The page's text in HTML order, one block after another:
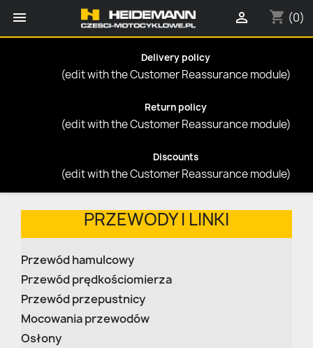
 shopping_cart (0)

Delivery policy
(edit with the Customer Reassurance module)
Return policy
(edit with the Customer Reassurance module)
Discounts
(edit with the Customer Reassurance module)
PRZEWODY I LINKI
Przewód hamulcowy
Przewód prędkościomierza
Przewód przepustnicy
Mocowania przewodów
Osłony